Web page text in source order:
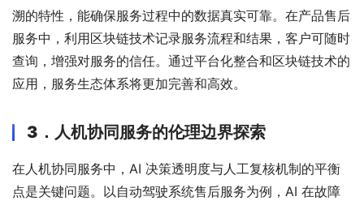
溯的特性，能确保服务过程中的数据真实可靠。在产品售后
服务中，利用区块链技术记录服务流程和结果，客户可随时
查询，增强对服务的信任。通过平台化整合和区块链技术的
应用，服务生态体系将更加完善和高效。
3． 人机协同服务的伦理边界探索
在人机协同服务中，AI 决策透明度与人工复核机制的平衡
点是关键问题。以自动驾驶系统售后服务为例，AI 在故障